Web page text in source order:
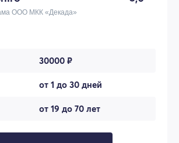
ООО МКК «Декада»
30000 ₽
от 1 до 30 дней
от 19 до 70 лет